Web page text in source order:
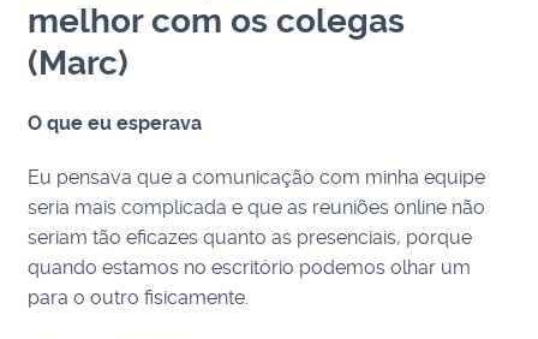
melhor com os colegas
(Marc)
O que eu esperava
Eu pensava que a comunicação com minha equipe
seria mais complicada e que as reuniões online não
seriam tão eficazes quanto as presenciais, porque
quando estamos no escritório podemos olhar um
para o outro fisicamente.